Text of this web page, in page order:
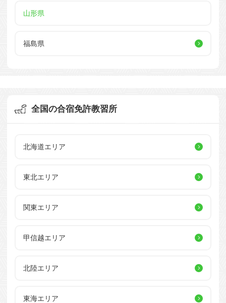
山形県
福島県
全国の合宿免許教習所
北海道エリア
東北エリア
関東エリア
甲信越エリア
北陸エリア
東海エリア